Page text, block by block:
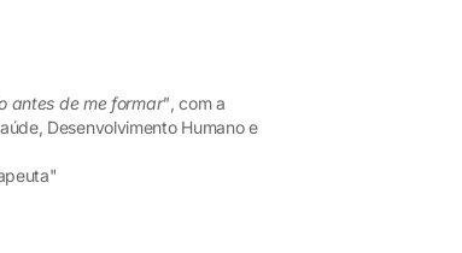
antes de me formar", com a
Desenvolvimento Humano e